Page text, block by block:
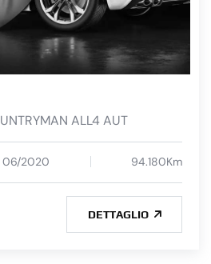
ALL4 AUT
06/2020 94.180Km
DETTAGLIO